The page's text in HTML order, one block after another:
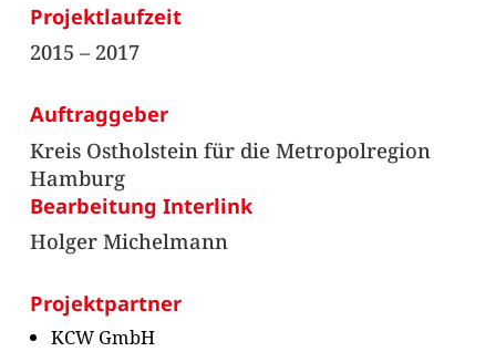
Projektlaufzeit
2015 – 2017
Auftraggeber
Kreis Ostholstein für die Metropolregion
Hamburg
Bearbeitung Interlink
Holger Michelmann
Projektpartner
KCW GmbH